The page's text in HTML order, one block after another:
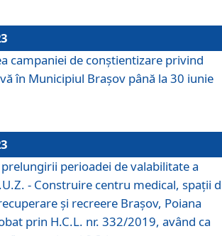
campaniei de conștientizare privind
în Municipiul Braşov până la 30 iunie
perioadei de valabilitate a
- Construire centru medical, spații
și recreere Brașov, Poiana
prin H.C.L. nr. 332/2019, având ca